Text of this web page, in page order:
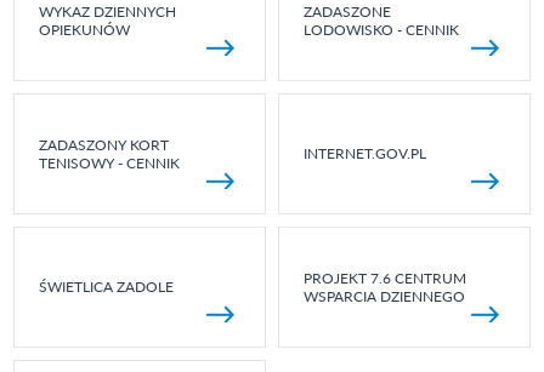
WYKAZ DZIENNYCH
OPIEKUNÓW
ZADASZONE
LODOWISKO - CENNIK
ZADASZONY KORT
TENISOWY - CENNIK
INTERNET.GOV.PL
ŚWIETLICA ZADOLE
PROJEKT 7.6 CENTRUM
WSPARCIA DZIENNEGO